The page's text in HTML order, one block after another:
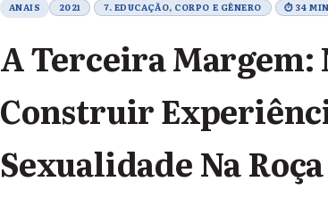
ANAIS 2021 7. EDUCAÇÃO, CORPO E GÊNERO ⏱ 34 MIN
A Terceira Margem:
Construir
Sexualidade Na Roça